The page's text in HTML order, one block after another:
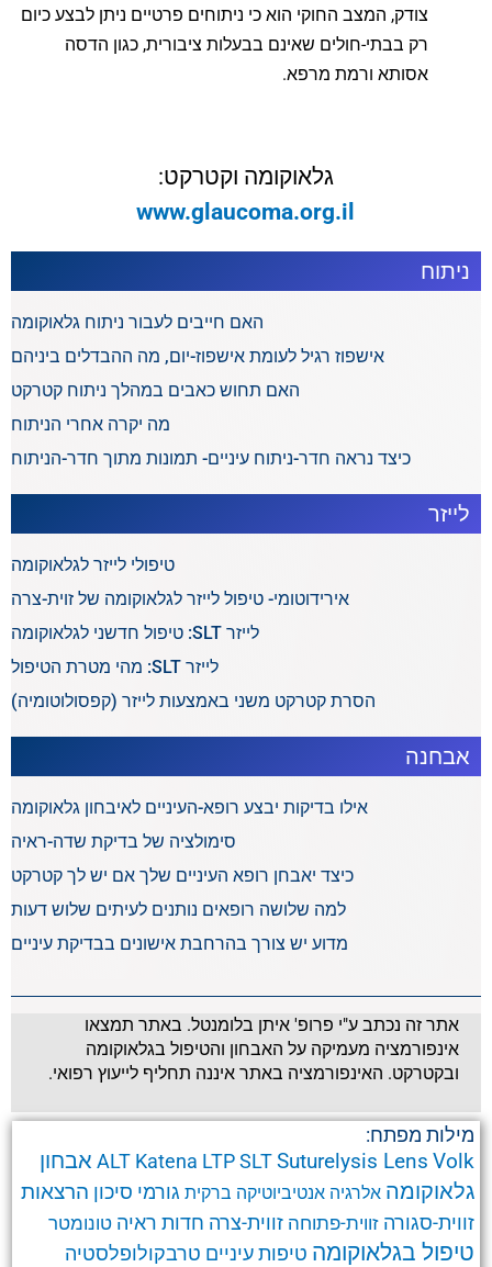
צודק, המצב החוקי הוא כי ניתוחים פרטיים ניתן לבצע כיום
רק בבתי-חולים שאינם בבעלות ציבורית, כגון הדסה
אסותא ורמת מרפא.
גלאוקומה וקטרקט:
www.glaucoma.org.il
ניתוח
האם חייבים לעבור ניתוח גלאוקומה
אישפוז רגיל לעומת אישפוז-יום, מה ההבדלים ביניהם
האם תחוש כאבים במהלך ניתוח קטרקט
מה יקרה אחרי הניתוח
כיצד נראה חדר-ניתוח עיניים- תמונות מתוך חדר-הניתוח
לייזר
טיפולי לייזר לגלאוקומה
אירידוטומי- טיפול לייזר לגלאוקומה של זוית-צרה
לייזר SLT: טיפול חדשני לגלאוקומה
לייזר SLT: מהי מטרת הטיפול
הסרת קטרקט משני באמצעות לייזר (קפסולוטומיה)
אבחנה
אילו בדיקות יבצע רופא-העיניים לאיבחון גלאוקומה
סימולציה של בדיקת שדה-ראיה
כיצד יאבחן רופא העיניים שלך אם יש לך קטרקט
למה שלושה רופאים נותנים לעיתים שלוש דעות
מדוע יש צורך בהרחבת אישונים בבדיקת עיניים
אתר זה נכתב ע"י פרופ' איתן בלומנטל. באתר תמצאו
אינפורמציה מעמיקה על האבחון והטיפול בגלאוקומה
ובקטרקט. האינפורמציה באתר איננה תחליף לייעוץ רפואי.
מילות מפתח:
ALT Katena LTPSLTSuturelysis Lens Volk
אבחון
גלאוקומה אלרגיה אנטיביוטיקה ברקית גורמי סיכון הרצאות
זווית-סגורה זווית-פתוחה זווית-צרה חדות ראיה טונומטר
טיפול בגלאוקומה טיפות עיניים טרבקולופלסטיה